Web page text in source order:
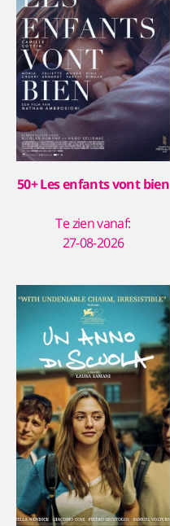
50+ Les enfants vont bien
Te zien vanaf:
27-08-2026